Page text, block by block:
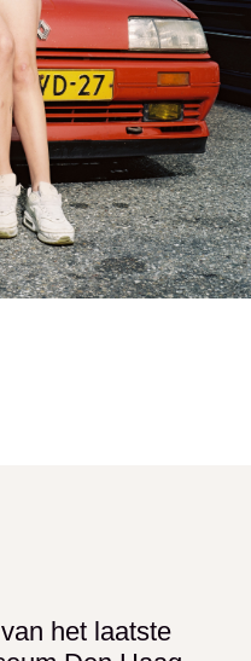
het laatste